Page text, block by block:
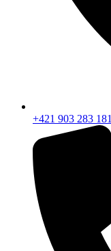
+421 903 283 181